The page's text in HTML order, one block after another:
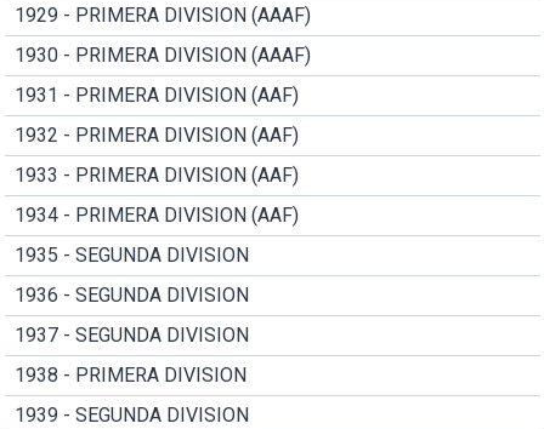
1929 - PRIMERA DIVISION (AAAF)
1930 - PRIMERA DIVISION (AAAF)
1931 - PRIMERA DIVISION (AAF)
1932 - PRIMERA DIVISION (AAF)
1933 - PRIMERA DIVISION (AAF)
1934 - PRIMERA DIVISION (AAF)
1935 - SEGUNDA DIVISION
1936 - SEGUNDA DIVISION
1937 - SEGUNDA DIVISION
1938 - PRIMERA DIVISION
1939 - SEGUNDA DIVISION